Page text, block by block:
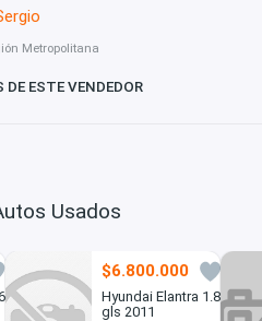
Metropolitana
ESTE VENDEDOR
Usados
$6.800.000
Hyundai Elantra 1.8
gls 2011